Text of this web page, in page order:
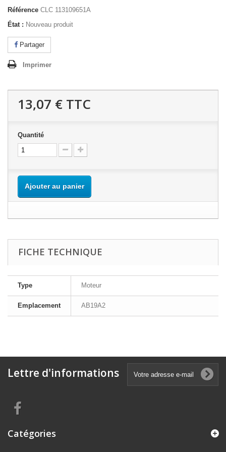
Référence CLC 113109651A
État : Nouveau produit
Partager
Imprimer
13,07 € TTC
Quantité
Ajouter au panier
FICHE TECHNIQUE
Type Moteur
Emplacement AB19A2
Lettre d'informations
Catégories